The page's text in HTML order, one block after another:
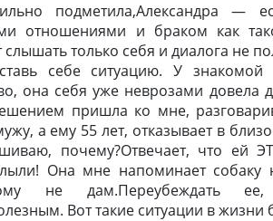
подметила,Александра —
отношениями и браком как
слышать только себя и диалога не
себе ситуацию. У
она себя уже неврозами довела
пришла ко мне,
а ему 55 лет, отказывает в
почему?Отвечает, что ей
Она мне напоминает
не дам.Переубеждать
Вот такие ситуации в жизни